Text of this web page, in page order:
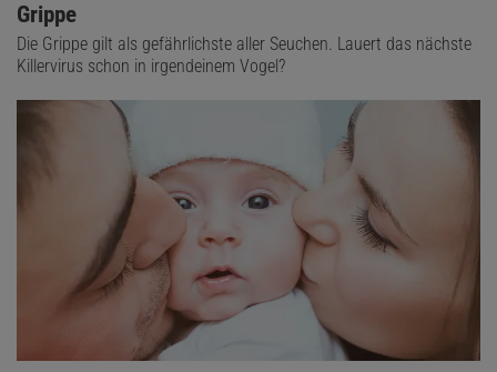
Grippe
Die Grippe gilt als gefährlichste aller Seuchen. Lauert das nächste
Killervirus schon in irgendeinem Vogel?